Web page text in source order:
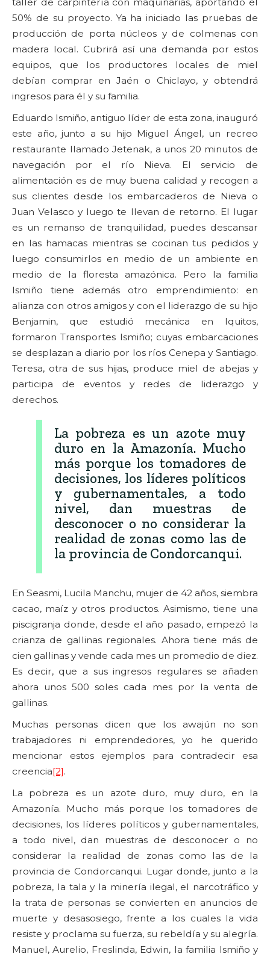
taller de carpintería con maquinarias, aportando el
50% de su proyecto. Ya ha iniciado las pruebas de
producción de porta núcleos y de colmenas con
madera local. Cubrirá así una demanda por estos
equipos, que los productores locales de miel
debían comprar en Jaén o Chiclayo, y obtendrá
ingresos para él y su familia.
Eduardo Ismiño, antiguo líder de esta zona, inauguró
este año, junto a su hijo Miguel Ángel, un recreo
restaurante llamado Jetenak, a unos 20 minutos de
navegación por el río Nieva. El servicio de
alimentación es de muy buena calidad y recogen a
sus clientes desde los embarcaderos de Nieva o
Juan Velasco y luego te llevan de retorno. El lugar
es un remanso de tranquilidad, puedes descansar
en las hamacas mientras se cocinan tus pedidos y
luego consumirlos en medio de un ambiente en
medio de la floresta amazónica. Pero la familia
Ismiño tiene además otro emprendimiento: en
alianza con otros amigos y con el liderazgo de su hijo
Benjamin, que estudió mecánica en Iquitos,
formaron Transportes Ismiño; cuyas embarcaciones
se desplazan a diario por los ríos Cenepa y Santiago.
Teresa, otra de sus hijas, produce miel de abejas y
participa de eventos y redes de liderazgo y
derechos.
La pobreza es un azote muy
duro en la Amazonía. Mucho
más porque los tomadores de
decisiones, los líderes políticos
y gubernamentales, a todo
nivel, dan muestras de
desconocer o no considerar la
realidad de zonas como las de
la provincia de Condorcanqui.
En Seasmi, Lucila Manchu, mujer de 42 años, siembra
cacao, maíz y otros productos. Asimismo, tiene una
piscigranja donde, desde el año pasado, empezó la
crianza de gallinas regionales. Ahora tiene más de
cien gallinas y vende cada mes un promedio de diez.
Es decir, que a sus ingresos regulares se añaden
ahora unos 500 soles cada mes por la venta de
gallinas.
Muchas personas dicen que los awajún no son
trabajadores ni emprendedores, yo he querido
mencionar estos ejemplos para contradecir esa
creencia[2].
La pobreza es un azote duro, muy duro, en la
Amazonía. Mucho más porque los tomadores de
decisiones, los líderes políticos y gubernamentales,
a todo nivel, dan muestras de desconocer o no
considerar la realidad de zonas como las de la
provincia de Condorcanqui. Lugar donde, junto a la
pobreza, la tala y la minería ilegal, el narcotráfico y
la trata de personas se convierten en anuncios de
muerte y desasosiego, frente a los cuales la vida
resiste y proclama su fuerza, su rebeldía y su alegría.
Manuel, Aurelio, Freslinda, Edwin, la familia Ismiño y